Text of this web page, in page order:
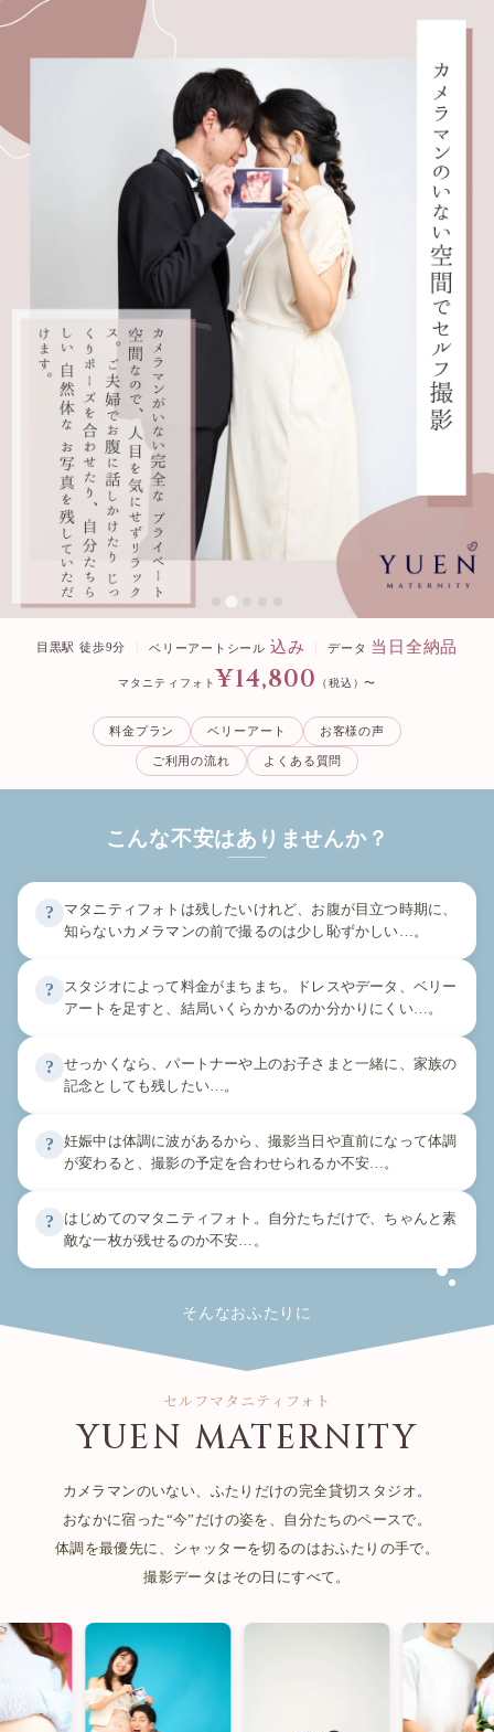
恵比寿のマタニティフォト専
目黒駅 徒歩9分 ベリーアートシール 込み データ 当日全納品
マタニティフォト ¥14,800 （税込）〜
料金プラン ベリーアート お客様の声
ご利用の流れ よくある質問
こんな不安はありませんか？
?
マタニティフォトは残したいけれど、お腹が目立つ時期に、
知らないカメラマンの前で撮るのは少し恥ずかしい…。
?
スタジオによって料金がまちまち。ドレスやデータ、ベリー
アートを足すと、結局いくらかかるのか分かりにくい…。
?
せっかくなら、パートナーや上のお子さまと一緒に、家族の
記念としても残したい…。
?
妊娠中は体調に波があるから、撮影当日や直前になって体調
が変わると、撮影の予定を合わせられるか不安…。
?
はじめてのマタニティフォト。自分たちだけで、ちゃんと素
敵な一枚が残せるのか不安…。
そんなおふたりに
セルフマタニティフォト
YUEN MATERNITY
カメラマンのいない、ふたりだけの完全貸切スタジオ。
おなかに宿った“今”だけの姿を、自分たちのペースで。
体調を最優先に、シャッターを切るのはおふたりの手で。
撮影データはその日にすべて。